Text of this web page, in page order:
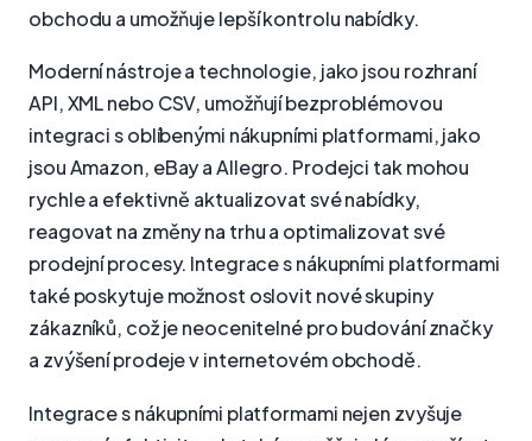
obchodu a umožňuje lepší kontrolu nabídky.
Moderní nástroje a technologie, jako jsou rozhraní
API, XML nebo CSV, umožňují bezproblémovou
integraci s oblíbenými nákupními platformami, jako
jsou Amazon, eBay a Allegro. Prodejci tak mohou
rychle a efektivně aktualizovat své nabídky,
reagovat na změny na trhu a optimalizovat své
prodejní procesy. Integrace s nákupními platformami
také poskytuje možnost oslovit nové skupiny
zákazníků, což je neocenitelné pro budování značky
a zvýšení prodeje v internetovém obchodě.
Integrace s nákupními platformami nejen zvyšuje